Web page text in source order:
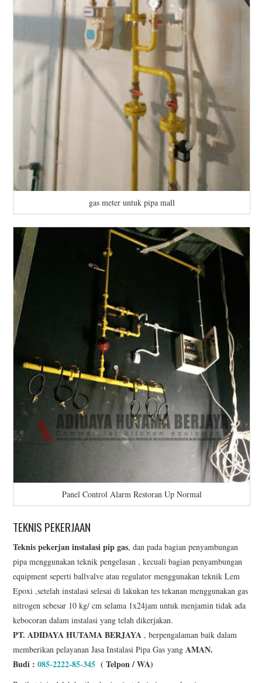
gas meter untuk pipa mall
Panel Control Alarm Restoran Up Normal
TEKNIS PEKERJAAN
Teknis pekerjan instalasi pip gas, dan pada bagian penyambungan
pipa menggunakan teknik pengelasan , kecuali bagian penyambungan
equipment seperti ballvalve atau regulator menggunakan teknik Lem
Epoxi ,setelah instalasi selesai di lakukan tes tekanan menggunakan gas
nitrogen sebesar 10 kg/ cm selama 1x24jam untuk menjamin tidak ada
kebocoran dalam instalasi yang telah dikerjakan.
PT. ADIDAYA HUTAMA BERJAYA , berpengalaman baik dalam
memberikan pelayanan Jasa Instalasi Pipa Gas yang AMAN.
Budi :085-2222-85-345 ( Telpon / WA)